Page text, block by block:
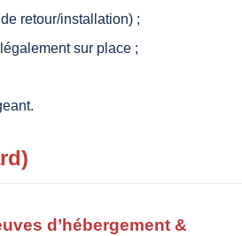
retour/installation) ;
sur place ;
d’hébergement &